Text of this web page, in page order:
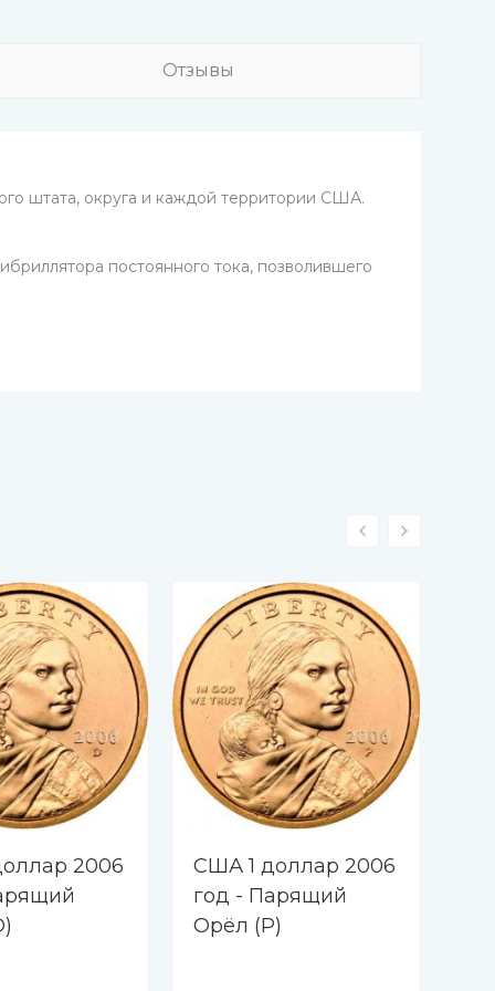
штата, округа и каждой территории США.
постоянного тока, позволившего
Отзывы
2006
США 1 доллар 2006
год - Парящий
Орёл (P)